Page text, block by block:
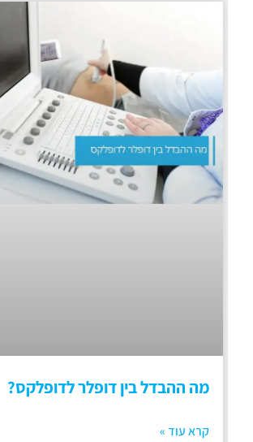
מה ההבדל בין דופלר לדופלקס?
קרא עוד »